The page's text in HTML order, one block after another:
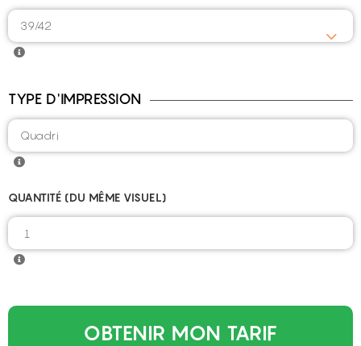
TYPE D'IMPRESSION
QUANTITÉ (DU MÊME VISUEL)
OBTENIR MON TARIF